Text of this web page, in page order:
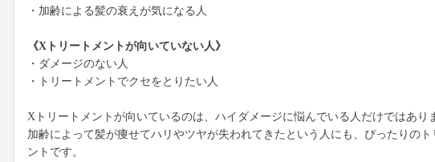
・加齢による髪の衰えが気になる人
《Xトリートメントが向いていない人》
・ダメージのない人
・トリートメントでクセをとりたい人
Xトリートメントが向いているのは、ハイダメージに悩んでいる人だけではあり
加齢によって髪が痩せてハリやツヤが失われてきたという人にも、ぴったりのト
ントです。